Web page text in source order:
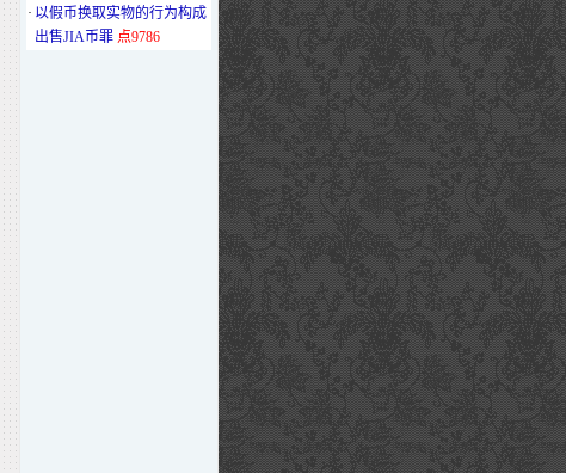
· 以假币换取实物的行为构成
出售JIA币罪 点9786